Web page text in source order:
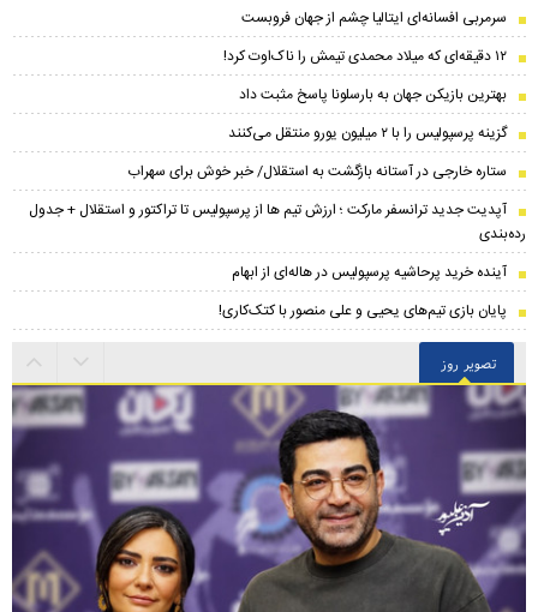
سرمربی افسانه‌ای ایتالیا چشم از جهان فروبست
۱۲ دقیقه‌ای که میلاد محمدی تیمش را ناک‌اوت کرد!
بهترین بازیکن جهان به بارسلونا پاسخ مثبت داد
گزینه پرسپولیس را با ۲ میلیون یورو منتقل می‌کنند
ستاره خارجی در آستانه بازگشت به استقلال/ خبر خوش برای سهراب
​آپدیت جدید ترانسفر مارکت ؛ ارزش تیم ها از پرسپولیس تا تراکتور و استقلال + جدول
رده‌بندی
آینده خرید پرحاشیه‌ پرسپولیس در هاله‌ای از ابهام
پایان بازی تیم‌های یحیی و علی منصور با کتک‌کاری!
تصویر روز